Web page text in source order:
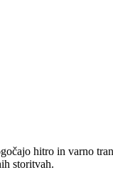
hitro in varno
storitvah.